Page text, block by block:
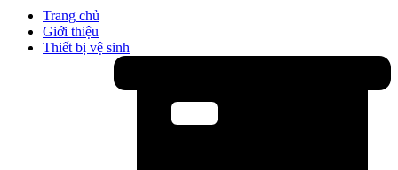
Trang chủ
Giới thiệu
Thiết bị vệ sinh